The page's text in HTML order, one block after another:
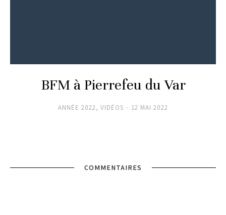
BFM à Pierrefeu du Var
ANNÉE 2022, VIDÉOS 12 MAI 2022
COMMENTAIRES